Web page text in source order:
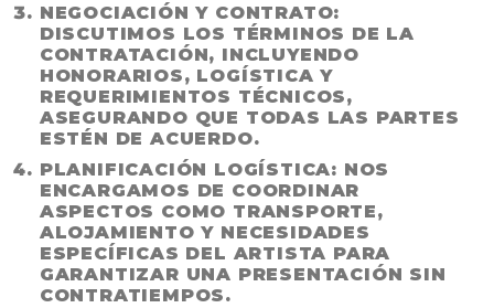
NEGOCIACIÓN Y CONTRATO:
DISCUTIMOS LOS TÉRMINOS DE LA
CONTRATACIÓN, INCLUYENDO
HONORARIOS, LOGÍSTICA Y
REQUERIMIENTOS TÉCNICOS,
ASEGURANDO QUE TODAS LAS PARTES
ESTÉN DE ACUERDO.
PLANIFICACIÓN LOGÍSTICA: NOS
ENCARGAMOS DE COORDINAR
ASPECTOS COMO TRANSPORTE,
ALOJAMIENTO Y NECESIDADES
ESPECÍFICAS DEL ARTISTA PARA
GARANTIZAR UNA PRESENTACIÓN SIN
CONTRATIEMPOS.